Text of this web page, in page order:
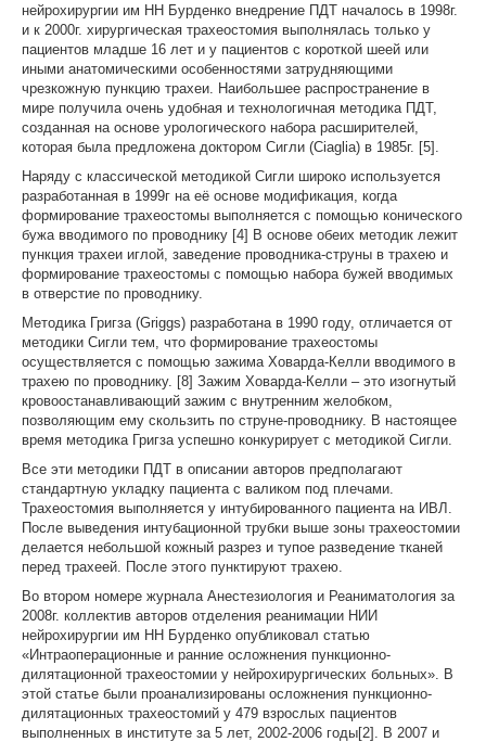
нейрохирургии им НН Бурденко внедрение ПДТ началось в 1998г.
и к 2000г. хирургическая трахеостомия выполнялась только у
пациентов младше 16 лет и у пациентов с короткой шеей или
иными анатомическими особенностями затрудняющими
чрезкожную пункцию трахеи. Наибольшее распространение в
мире получила очень удобная и технологичная методика ПДТ,
созданная на основе урологического набора расширителей,
которая была предложена доктором Сигли (Ciaglia) в 1985г. [5].
Наряду с классической методикой Сигли широко используется
разработанная в 1999г на её основе модификация, когда
формирование трахеостомы выполняется с помощью конического
бужа вводимого по проводнику [4] В основе обеих методик лежит
пункция трахеи иглой, заведение проводника-струны в трахею и
формирование трахеостомы с помощью набора бужей вводимых
в отверстие по проводнику.
Методика Григза (Griggs) разработана в 1990 году, отличается от
методики Сигли тем, что формирование трахеостомы
осуществляется с помощью зажима Ховарда-Келли вводимого в
трахею по проводнику. [8] Зажим Ховарда-Келли – это изогнутый
кровоостанавливающий зажим с внутренним желобком,
позволяющим ему скользить по струне-проводнику. В настоящее
время методика Григза успешно конкурирует с методикой Сигли.
Все эти методики ПДТ в описании авторов предполагают
стандартную укладку пациента с валиком под плечами.
Трахеостомия выполняется у интубированного пациента на ИВЛ.
После выведения интубационной трубки выше зоны трахеостомии
делается небольшой кожный разрез и тупое разведение тканей
перед трахеей. После этого пунктируют трахею.
Во втором номере журнала Анестезиология и Реаниматология за
2008г. коллектив авторов отделения реанимации НИИ
нейрохирургии им НН Бурденко опубликовал статью
«Интраоперационные и ранние осложнения пункционно-
дилятационной трахеостомии у нейрохирургических больных». В
этой статье были проанализированы осложнения пункционно-
дилятационных трахеостомий у 479 взрослых пациентов
выполненных в институте за 5 лет, 2002-2006 годы[2]. В 2007 и